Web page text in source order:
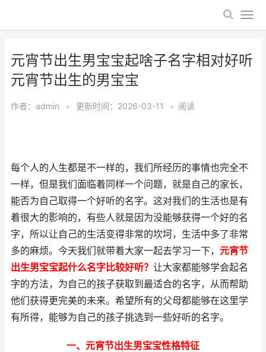
元宵节出生男宝宝起啥子名字相对好听
元宵节出生的男宝宝
作者： admin • 更新时间：2026-03-11 • 阅读
每个人的人生都是不一样的，我们所经历的事情也完全不
一样，但是我们面临着同样一个问题，就是自己的家长，
能否为自己取得一个好听的名字。这对我们的生活也是有
着很大的影响的，有些人就是因为没能够获得一个好的名
字，所以让自己的生活变得非常的坎坷，生活中多了非常
多的麻烦。今天我们就带着大家一起去学习一下， 元宵节
出生男宝宝起什么名字比较好听？ 让大家都能够学会起名
字的方法，为自己的孩子获取到最适合的名字，从而帮助
他们获得更完美的未来。希望所有的父母都能够在这里学
有所得，能够为自己的孩子挑选到一些好听的名字。
一、元宵节出生男宝宝性格特征